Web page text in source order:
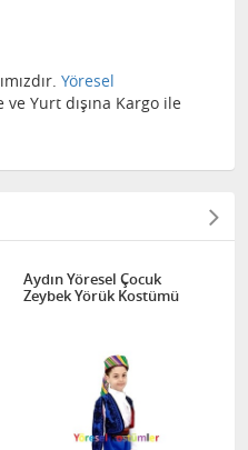
Yöresel
Yurt dışına Kargo ile
Aydın Yöresel Çocuk
Zeybek Yörük Kostümü